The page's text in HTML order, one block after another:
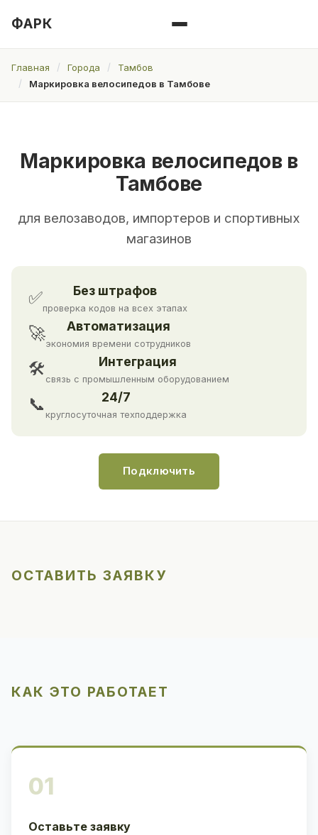
ФАРК
Главная Города
Тамбов
Маркировка велосипедов в Тамбове
Маркировка велосипедов в
Тамбове
для велозаводов, импортеров и спортивных
магазинов
✅ Без штрафов
проверка кодов на всех этапах
🚀 Автоматизация
экономия времени сотрудников
🛠 Интеграция
связь с промышленным оборудованием
📞 24/7
круглосуточная техподдержка
Подключить
ОСТАВИТЬ ЗАЯВКУ
КАК ЭТО РАБОТАЕТ
01
Оставьте заявку